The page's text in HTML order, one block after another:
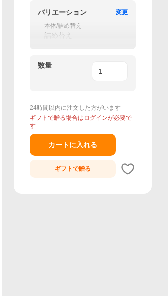
バリエーション
変更
本体/詰め替え
詰め替え
数量
24時間以内に注文した方がいます
ギフトで贈る場合はログインが必要で
す
カートに入れる
ギフトで贈る